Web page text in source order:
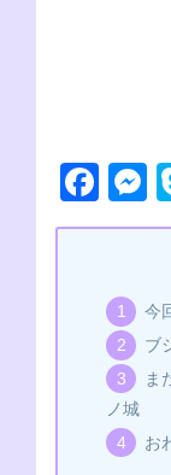
F
a
e
b
o
o
k
e
e
n
g
今
ブ
ま
ノ城
お